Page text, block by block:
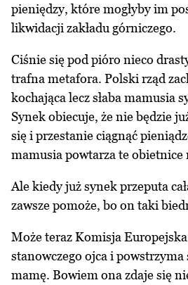
pieniędzy, które mogłyby im
likwidacji zakładu górniczego.
Ciśnie się pod pióro nieco
trafna metafora. Polski rząd
kochająca lecz słaba mamusia
Synek obiecuje, że nie będzie
się i przestanie ciągnąć
mamusia powtarza te obietnice
Ale kiedy już synek przeputa
zawsze pomoże, bo on taki
Może teraz Komisja
stanowczego ojca i powstrzyma
mamę. Bowiem ona zdaje się